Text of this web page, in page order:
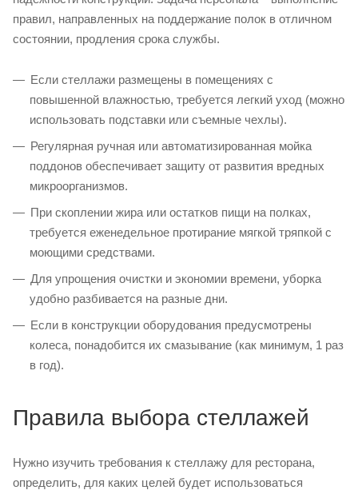
правил, направленных на поддержание полок в отличном
состоянии, продления срока службы.
Если стеллажи размещены в помещениях с
повышенной влажностью, требуется легкий уход (можно
использовать подставки или съемные чехлы).
Регулярная ручная или автоматизированная мойка
поддонов обеспечивает защиту от развития вредных
микроорганизмов.
При скоплении жира или остатков пищи на полках,
требуется еженедельное протирание мягкой тряпкой с
моющими средствами.
Для упрощения очистки и экономии времени, уборка
удобно разбивается на разные дни.
Если в конструкции оборудования предусмотрены
колеса, понадобится их смазывание (как минимум, 1 раз
в год).
Правила выбора стеллажей
Нужно изучить требования к стеллажу для ресторана,
определить, для каких целей будет использоваться